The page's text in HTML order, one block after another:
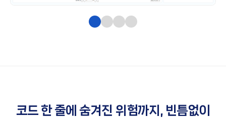
1 2 3 4
코드 한 줄에 숨겨진 위험까지, 빈틈없이